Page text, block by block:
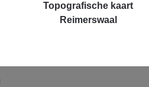
Topografische kaart
Reimerswaal